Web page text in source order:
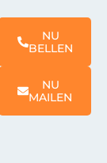
NU
BELLEN
NU
MAILEN